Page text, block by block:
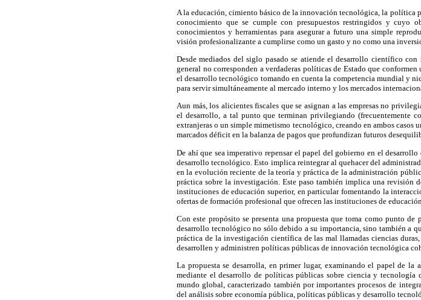
A la educación, cimiento básico de la innovación tecnológica, la política
conocimiento que se cumple con presupuestos restringidos y
conocimientos y herramientas para asegurar a futuro una simple
visión profesionalizante a cumplirse como un gasto y no como una
Desde mediados del siglo pasado se atiende el desarrollo científico
general no corresponden a verdaderas políticas de Estado que
el desarrollo tecnológico tomando en cuenta la competencia mundial y
para servir simultáneamente al mercado interno y los mercados
Aun más, los alicientes fiscales que se asignan a las empresas no
el desarrollo, a tal punto que terminan privilegiando (frecuentemente
extranjeras o un simple mimetismo tecnológico, creando en ambos casos
marcados déficit en la balanza de pagos que profundizan futuros
De ahí que sea imperativo repensar el papel del gobierno en el
desarrollo tecnológico. Esto implica reintegrar al quehacer del
en la evolución reciente de la teoría y práctica de la administración
práctica sobre la investigación. Este paso también implica una
instituciones de educación superior, en particular fomentando la
ofertas de formación profesional que ofrecen las instituciones de
Con este propósito se presenta una propuesta que toma como punto
desarrollo tecnológico no sólo debido a su importancia, sino también a
práctica de la investigación científica de las mal llamadas ciencias
desarrollen y administren políticas públicas de innovación tecnológica
La propuesta se desarrolla, en primer lugar, examinando el papel de
mediante el desarrollo de políticas públicas sobre ciencia y tecnología
mundo global, caracterizado también por importantes procesos de
del análisis sobre economía pública, políticas públicas y desarrollo